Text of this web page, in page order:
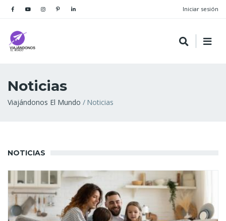
Iniciar sesión
Noticias
Sobrescribir
ayuda
la
navegación
Viajándonos El Mundo Noticias
NOTICIAS